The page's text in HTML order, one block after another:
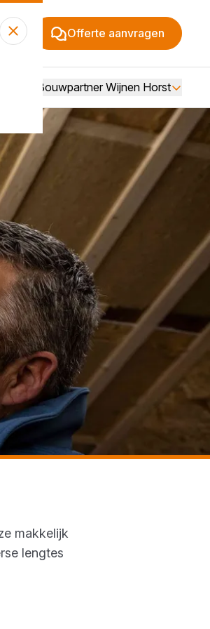
Offerte aanvragen
Over Bouwpartner Wijnen Horst
makkelijk
lengtes